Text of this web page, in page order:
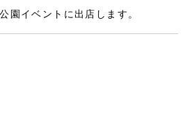
園イベントに出店します。